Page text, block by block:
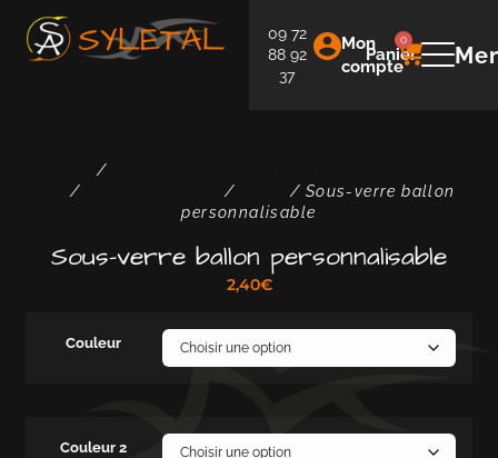
09 72
88 92
37
Mon
compte
Panier
0
/
/ /
/ Sous-verre ballon
personnalisable
Sous-verre ballon personnalisable
2,40€
Couleur
Couleur 2